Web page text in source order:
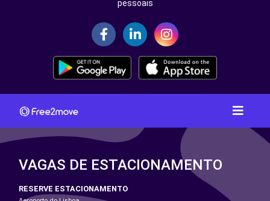
pessoais
VAGAS DE ESTACIONAMENTO
RESERVE ESTACIONAMENTO